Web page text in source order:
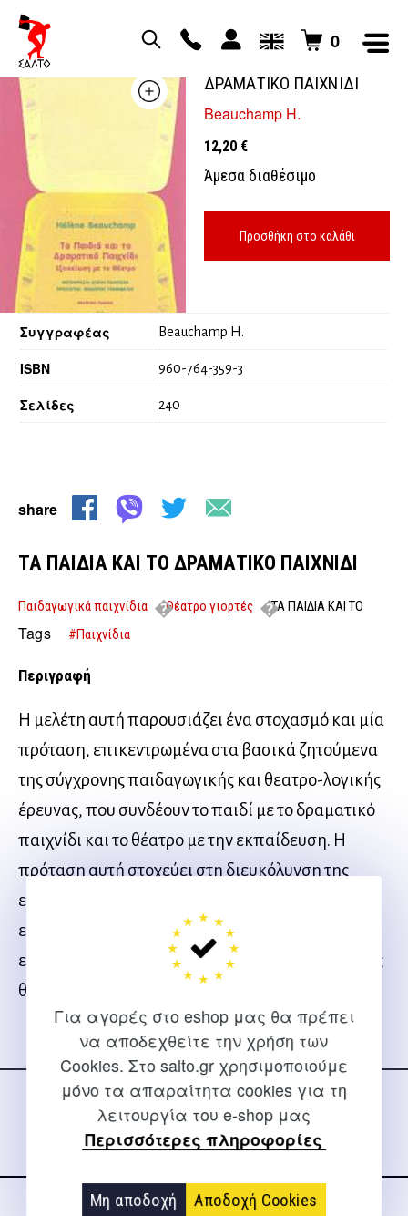
Για αγορές στο eshop μας θα πρέπει
να αποδεχθείτε την χρήση των
Cookies. Στο salto.gr χρησιμοποιούμε
μόνο τα απαραίτητα cookies για τη
λειτουργία του e-shop μας
Περισσότερες πληροφορίες
Μη αποδοχή Αποδοχή Cookies
0
ΔΡΑΜΑΤΙΚΟ ΠΑΙΧΝΙΔΙ
Beauchamp H.
12,20 €
Άμεσα διαθέσιμο
Προσθήκη στο καλάθι
Συγγραφέας Beauchamp H.
ISBN 960-764-359-3
Σελίδες 240
share
ΤΑ ΠΑΙΔΙΑ ΚΑΙ ΤΟ ΔΡΑΜΑΤΙΚΟ ΠΑΙΧΝΙΔΙ
Παιδαγωγικά παιχνίδια Θέατρο γιορτές
ΤΑ ΠΑΙΔΙΑ ΚΑΙ ΤΟ
ΔΡΑΜΑΤΙΚΟ ΠΑΙΧΝΙΔΙ
Tags #Παιχνίδια
Περιγραφή
Η μελέτη αυτή παρουσιάζει ένα στοχασμό και μία
πρόταση, επικεντρωμένα στα βασικά ζητούμενα
της σύγχρονης παιδαγωγικής και θεατρο-λογικής
έρευνας, που συνδέουν το παιδί με το δραματικό
παιχνίδι και το θέατρο με την εκπαίδευση. Η
πρόταση αυτή στοχεύει στη διευκόλυνση της
εξοικείωσης των παιδιών με το θέατρο,
εξοικείωση που το δραματικό παιχνίδι καθιστά
ευπρόσιτη, αφού συνιστά τον «τόπο» συνάντησης
θεάτρου / παιδιών.
Ακολουθήστε μας
στα social media